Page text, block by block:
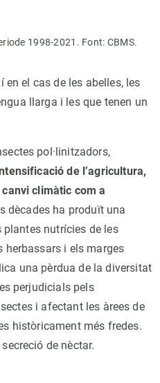
1998-2021. Font: CBMS.
el cas de les abelles, les
llarga i les que tenen un
pol·linitzadors,
de l’agricultura,
climàtic com a
dècades ha produït una
plantes nutrícies de les
herbassars i els marges
una pèrdua de la diversitat
perjudicials pels
i afectant les àrees de
històricament més fredes.
de nèctar.